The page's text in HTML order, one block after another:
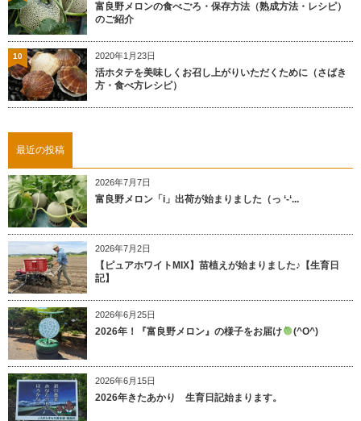
富良野メロンの食べごろ・保存方法（熟成方法・レシピ）
のご紹介
2020年1月23日
活ホタテを美味しくお召し上がりいただくために（さばき
方・食べ方レシピ）
10
最近の投稿
2026年7月7日
富良野メロン「i」出荷が始まりました（っ ‘-‘...
2026年7月2日
【ピュアホワイトMIX】苗植えが始まりました♪【生育日
記】
2026年6月25日
2026年！『富良野メロン』の様子をお届け (^O^)
2026年6月15日
2026年きたあかり 生育日記始まります。